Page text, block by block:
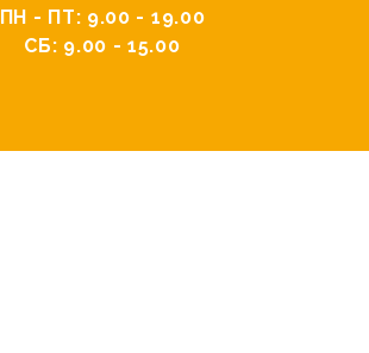
ПН - ПТ: 9.00 - 19.00
СБ: 9.00 - 15.00